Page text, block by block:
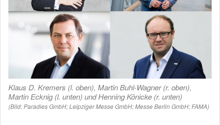
Klaus D. Kremers (l. oben), Martin Buhl-Wagner (r. oben),
Martin Ecknig (l. unten) und Henning Könicke (r. unten)
(Bild: Paradies GmbH; Leipziger Messe GmbH; Messe Berlin GmbH; FAMA)